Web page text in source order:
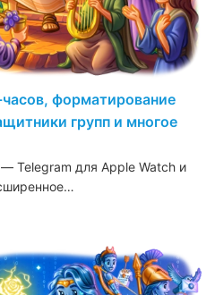
форматирование
групп и многое
Telegram для Apple Watch и